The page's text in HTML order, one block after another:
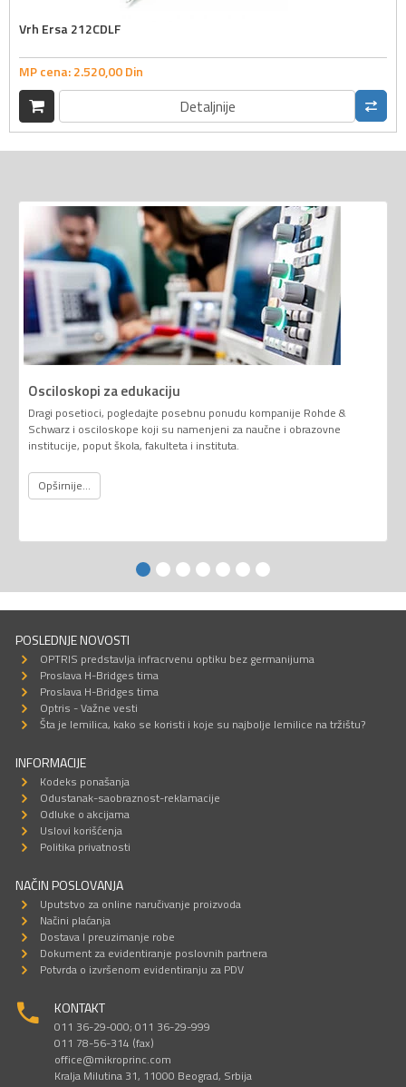
Vrh Ersa 212CDLF
MP cena:2.520,00Din
Detaljnije
Osciloskopi za edukaciju
Dragi posetioci, pogledajte posebnu ponudu kompanije Rohde &
Schwarz i osciloskope koji su namenjeni za naučne i obrazovne
institucije, poput škola, fakulteta i instituta.
Opširnije...
POSLEDNJE NOVOSTI
OPTRIS predstavlja infracrvenu optiku bez germanijuma
Proslava H-Bridges tima
Proslava H-Bridges tima
Optris - Važne vesti
Šta je lemilica, kako se koristi i koje su najbolje lemilice na tržištu?
INFORMACIJE
Kodeks ponašanja
Odustanak-saobraznost-reklamacije
Odluke o akcijama
Uslovi korišćenja
Politika privatnosti
NAČIN POSLOVANJA
Uputstvo za online naručivanje proizvoda
Načini plaćanja
Dostava I preuzimanje robe
Dokument za evidentiranje poslovnih partnera
Potvrda o izvršenom evidentiranju za PDV
KONTAKT
011 36-29-000; 011 36-29-999
011 78-56-314 (fax)
office@mikroprinc.com
Kralja Milutina 31, 11000 Beograd, Srbija